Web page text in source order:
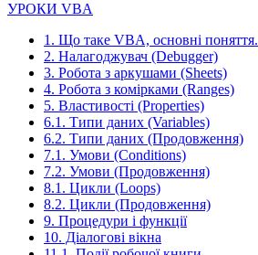
УРОКИ VBA
1. Що таке VBA, основні поняття.
2. Налагоджувач (Debugger)
3. Робота з аркушами (Sheets)
4. Робота з комірками (Ranges)
5. Властивості (Properties)
6.1. Типи даних (Variables)
6.2. Типи даних (Продовження)
7.1. Умови (Conditions)
7.2. Умови (Продовження)
8.1. Цикли (Loops)
8.2. Цикли (Продовження)
9. Процедури і функції
10. Діалогові вікна